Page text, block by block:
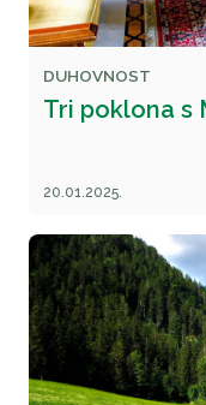
DUHOVNOST
Tri poklona s
20.01.2025.